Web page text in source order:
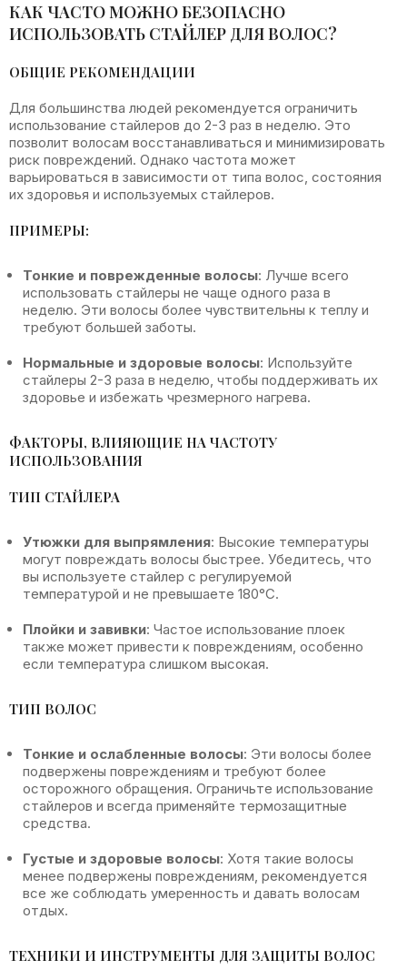
КАК ЧАСТО МОЖНО БЕЗОПАСНО
ИСПОЛЬЗОВАТЬ СТАЙЛЕР ДЛЯ ВОЛОС?
ОБЩИЕ РЕКОМЕНДАЦИИ
Для большинства людей рекомендуется ограничить
использование стайлеров до 2-3 раз в неделю. Это
позволит волосам восстанавливаться и минимизировать
риск повреждений. Однако частота может
варьироваться в зависимости от типа волос, состояния
их здоровья и используемых стайлеров.
ПРИМЕРЫ:
Тонкие и поврежденные волосы: Лучше всего
использовать стайлеры не чаще одного раза в
неделю. Эти волосы более чувствительны к теплу и
требуют большей заботы.
Нормальные и здоровые волосы: Используйте
стайлеры 2-3 раза в неделю, чтобы поддерживать их
здоровье и избежать чрезмерного нагрева.
ФАКТОРЫ, ВЛИЯЮЩИЕ НА ЧАСТОТУ
ИСПОЛЬЗОВАНИЯ
ТИП СТАЙЛЕРА
Утюжки для выпрямления: Высокие температуры
могут повреждать волосы быстрее. Убедитесь, что
вы используете стайлер с регулируемой
температурой и не превышаете 180°C.
Плойки и завивки: Частое использование плоек
также может привести к повреждениям, особенно
если температура слишком высокая.
ТИП ВОЛОС
Тонкие и ослабленные волосы: Эти волосы более
подвержены повреждениям и требуют более
осторожного обращения. Ограничьте использование
стайлеров и всегда применяйте термозащитные
средства.
Густые и здоровые волосы: Хотя такие волосы
менее подвержены повреждениям, рекомендуется
все же соблюдать умеренность и давать волосам
отдых.
ТЕХНИКИ И ИНСТРУМЕНТЫ ДЛЯ ЗАЩИТЫ ВОЛОС